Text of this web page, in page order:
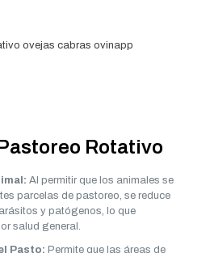
Rotativo
Al permitir que los animales se
parcelas de pastoreo, se reduce
y patógenos, lo que
salud general.
Pasto: Permite que las áreas de